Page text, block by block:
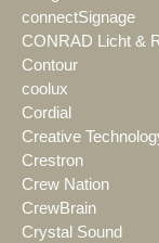
connectSignage
CONRAD Licht &
Contour
coolux
Cordial
Creative
Crestron
Crew Nation
CrewBrain
Crystal Sound